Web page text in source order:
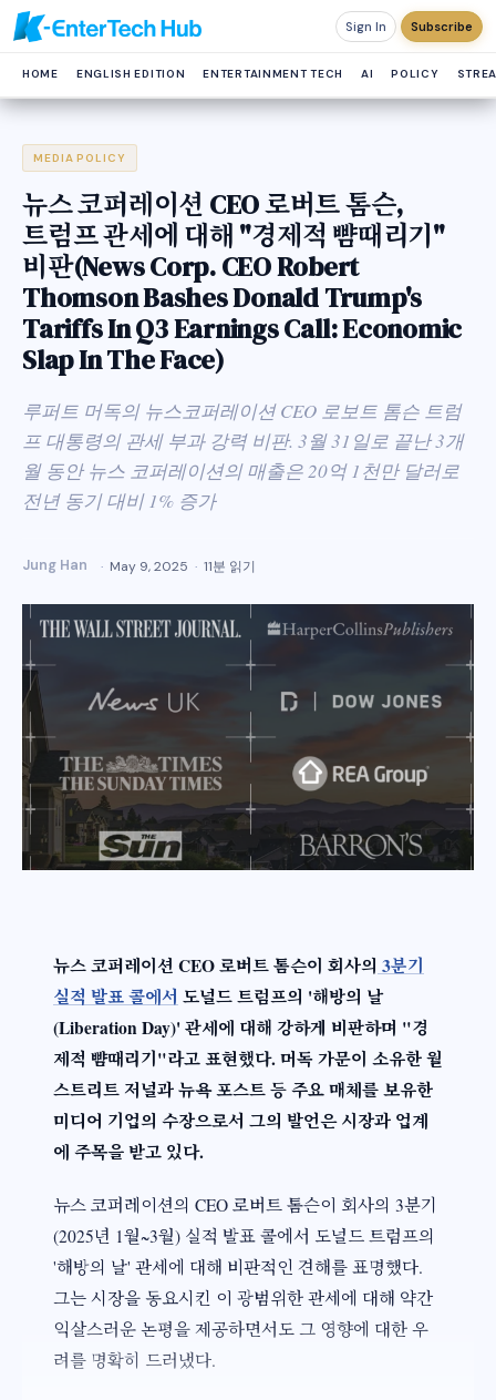
Sign In Subscribe
HOME ENGLISH EDITION ENTERTAINMENT TECH AI POLICY
MEDIA POLICY
뉴스 코퍼레이션 CEO 로버트 톰슨,
트럼프 관세에 대해 "경제적 뺨때리기"
비판(News Corp. CEO Robert
Thomson Bashes Donald Trump's
Tariffs In Q3 Earnings Call: Economic
Slap In The Face)
루퍼트 머독의 뉴스코퍼레이션 CEO 로보트 톰슨 트럼
프 대통령의 관세 부과 강력 비판. 3월 31일로 끝난 3개
월 동안 뉴스 코퍼레이션의 매출은 20억 1천만 달러로
전년 동기 대비 1% 증가
Jung Han May 9, 2025 11분 읽기
뉴스 코퍼레이션 CEO 로버트 톰슨이 회사의 3분기
실적 발표 콜에서 도널드 트럼프의 '해방의 날
(Liberation Day)' 관세에 대해 강하게 비판하며 "경
제적 뺨때리기"라고 표현했다. 머독 가문이 소유한 월
스트리트 저널과 뉴욕 포스트 등 주요 매체를 보유한
미디어 기업의 수장으로서 그의 발언은 시장과 업계
에 주목을 받고 있다.
뉴스 코퍼레이션의 CEO 로버트 톰슨이 회사의 3분기
(2025년 1월~3월) 실적 발표 콜에서 도널드 트럼프의
'해방의 날' 관세에 대해 비판적인 견해를 표명했다.
그는 시장을 동요시킨 이 광범위한 관세에 대해 약간
익살스러운 논평을 제공하면서도 그 영향에 대한 우
려를 명확히 드러냈다.